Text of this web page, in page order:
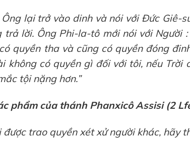
lại trở vào dinh và nói với Đức Giê-
trả lời. Ông Phi-la-tô mới nói với Người
quyền tha và cũng có quyền đóng
không có quyền gì đối với tôi, nếu
tội nặng hơn.”
phẩm của thánh Phanxicô Assisi (2
được trao quyền xét xử người khác, hãy